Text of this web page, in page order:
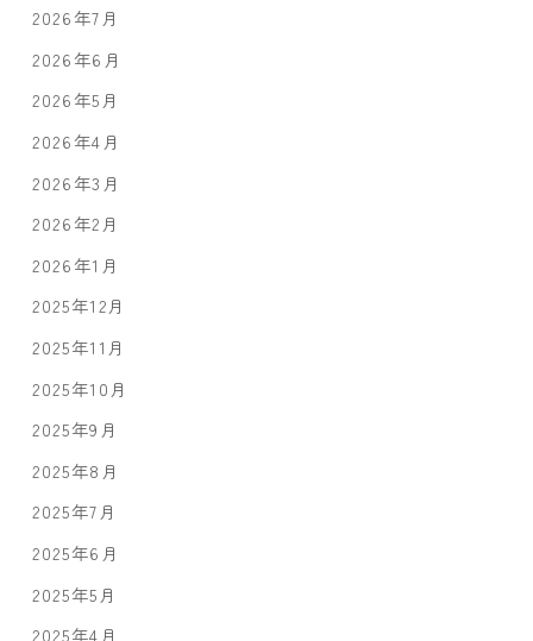
2026年7月
2026年6月
2026年5月
2026年4月
2026年3月
2026年2月
2026年1月
2025年12月
2025年11月
2025年10月
2025年9月
2025年8月
2025年7月
2025年6月
2025年5月
2025年4月